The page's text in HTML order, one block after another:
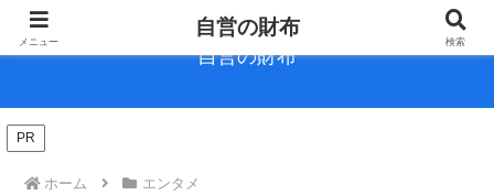
自営の財布
PR
ホーム エンタメ
メニュー
自営の財布
検索